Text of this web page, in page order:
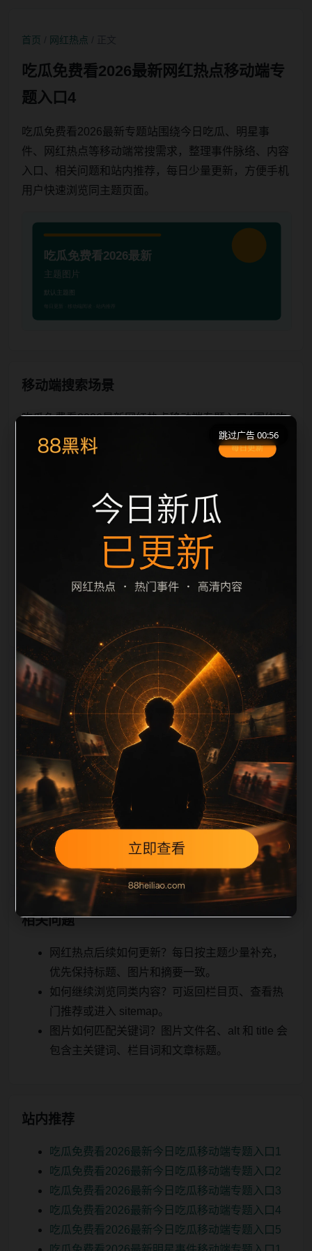
首页 网红热点
吃瓜免费看2026最新网红热点移动端专
题入口4
吃瓜免费看2026最新专题站围绕今日吃瓜、明星事
件、网红热点等移动端常搜需求，整理事件脉络、内容
入口、相关问题和站内推荐，每日少量更新，方便手机
用户快速浏览同主题页面。
移动端搜索场景
吃瓜免费看2026最新网红热点移动端专题入口4围绕吃
瓜免费看2026最新和网红热点展开，适合移动端用户
在短时间内理解页面主题、入口路径和延伸阅读方向。
明一致，减少无关词堆砌，避免同一批页面出现高度重
复。从搜索体验看，用户通常先看标题是否明确，再看
摘要是否说明更新范围，随后通过栏目入口继续浏览同
类内容。因此本页保留面包屑、同类推荐、热门推荐、
上一篇下一篇和 sitemap 入口，让重要页面点击深度控
制在三次以内。后续更新会围绕网红热点持续补充新内
容，每次新增保持少量、稳
栏目内容归集
定、相关，图片文件名和 alt/title 也跟随主关键词、栏
目词和文章标题生成。如果采集内容缺少图片，将使用
同主题默认图兜底；如果标题过短、描述为空、正文摘
要不足或关键词连续重复，则不进入发布队列。本页还
加入常见问题和站内推荐，帮助用户从一个入口跳转到
同类页面、专题合集和热榜内容，提升停留时间和页面
可抓取性。第4条内容作为初始建设页，重点承担栏目
深度补齐、内链结构完善和后续采集归类的承接作用。
相关问题
网红热点后续如何更新？每日按主题少量补充，
优先保持标题、图片和摘要一致。
如何继续浏览同类内容？可返回栏目页、查看热
门推荐或进入 sitemap。
图片如何匹配关键词？图片文件名、alt 和 title 会
包含主关键词、栏目词和文章标题。
站内推荐
吃瓜免费看2026最新今日吃瓜移动端专题入口1
吃瓜免费看2026最新今日吃瓜移动端专题入口2
吃瓜免费看2026最新今日吃瓜移动端专题入口3
吃瓜免费看2026最新今日吃瓜移动端专题入口4
吃瓜免费看2026最新今日吃瓜移动端专题入口5
跳过广告 00:56